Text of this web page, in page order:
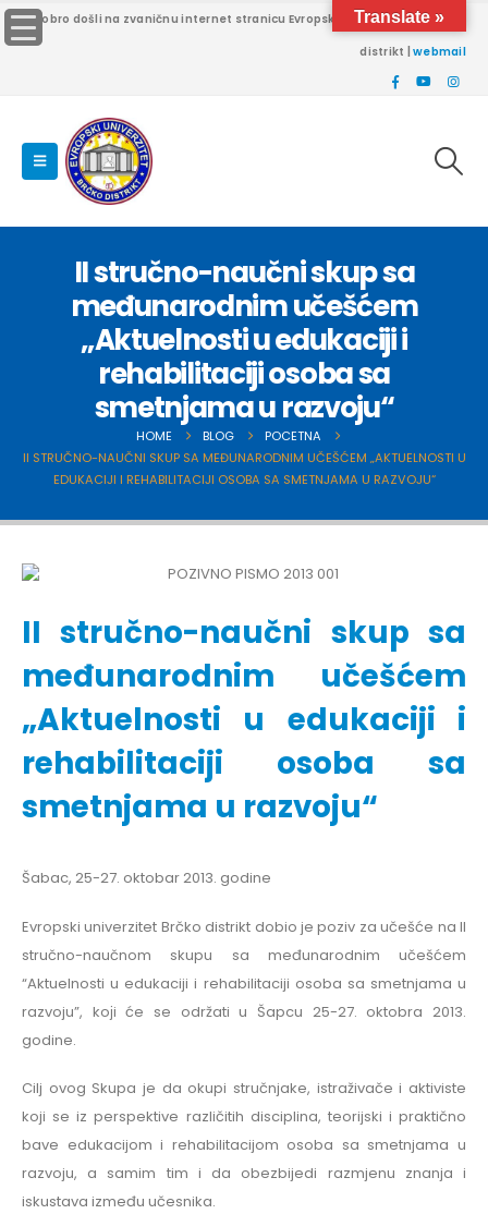
Dobro došli na zvaničnu internet stranicu Evropskog univerziteta Brčko
distrikt |webmail
II stručno-naučni skup sa
međunarodnim učešćem
„Aktuelnosti u edukaciji i
rehabilitaciji osoba sa
smetnjama u razvoju“
HOME BLOG
POCETNA
II STRUČNO-NAUČNI SKUP SA MEĐUNARODNIM UČEŠĆEM „AKTUELNOSTI U
EDUKACIJI I REHABILITACIJI OSOBA SA SMETNJAMA U RAZVOJU“
II stručno-naučni skup sa
međunarodnim učešćem
„Aktuelnosti u edukaciji i
rehabilitaciji osoba sa
smetnjama u razvoju“
Šabac, 25-27. oktobar 2013. godine
Evropski univerzitet Brčko distrikt dobio je poziv za učešće na II
stručno-naučnom skupu sa međunarodnim učešćem
“Aktuelnosti u edukaciji i rehabilitaciji osoba sa smetnjama u
razvoju”, koјi će se održati u Šapcu 25-27. oktobra 2013.
godine.
Cilj ovog Skupa je da okupi stručnjake, istraživače i aktiviste
koji se iz perspektive različitih disciplina, teorijski i praktično
bave edukacijom i rehabilitacijom osoba sa smetnjama u
razvoju, a samim tim i da obezbijedi razmjenu znanja i
iskustava između učesnika.
Translate »